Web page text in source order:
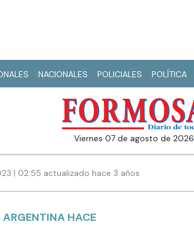
NACIONALES POLICIALES POLÍTICA
viernes 07 de agosto de 2026
| 02:55 actualizado hace 3 años
HACE